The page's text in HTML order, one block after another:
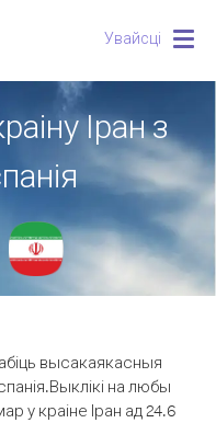
Увайсці
Іран з
высакаякасныя
Выклікі на любы
у краіне Іран ад 24.6